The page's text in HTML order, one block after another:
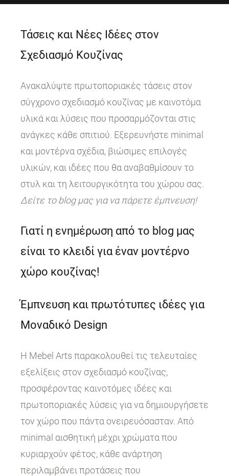
Τάσεις και Νέες Ιδέες στον
Σχεδιασμό Κουζίνας
Ανακαλύψτε πρωτοποριακές τάσεις στον
σύγχρονο σχεδιασμό κουζίνας με καινοτόμα
υλικά και λύσεις που προσαρμόζονται στις
ανάγκες κάθε σπιτιού. Εξερευνήστε minimal
και μοντέρνα σχέδια, βιώσιμες επιλογές
υλικών, και ιδέες που θα αναβαθμίσουν το
στυλ και τη λειτουργικότητα του χώρου σας.
Δείτε το blog μας για να πάρετε έμπνευση!
Γιατί η ενημέρωση από το blog μας
είναι το κλειδί για έναν μοντέρνο
χώρο κουζίνας!
Έμπνευση και πρωτότυπες ιδέες για
Μοναδικό Design
Η Mebel Arts παρακολουθεί τις τελευταίες
εξελίξεις στον σχεδιασμό κουζίνας,
προσφέροντας καινοτόμες ιδέες και
πρωτοποριακές λύσεις για να δημιουργήσετε
τον χώρο που πάντα ονειρευόσασταν. Από
minimal αισθητική μέχρι χρώματα που
κυριαρχούν φέτος, κάθε ανάρτηση
περιλαμβάνει προτάσεις που